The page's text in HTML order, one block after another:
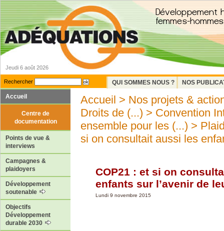
Jeudi 6 août 2026
Rechercher QUI SOMMES NOUS ?
NOS
Accueil
Centre de
documentation
Points de vue &
interviews
Campagnes &
plaidoyers
Développement
soutenable
Objectifs
Développement
durable 2030
Accueil > Nos projets &
Droits de (...) > Convention
ensemble pour les (...) >
si on consultait aussi les
COP21 : et si on
enfants sur l’avenir de
Lundi 9 novembre 2015